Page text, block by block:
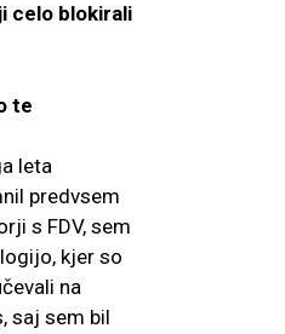
celo blokirali
te
leta
predvsem
s FDV, sem
kjer so
na
saj sem bil